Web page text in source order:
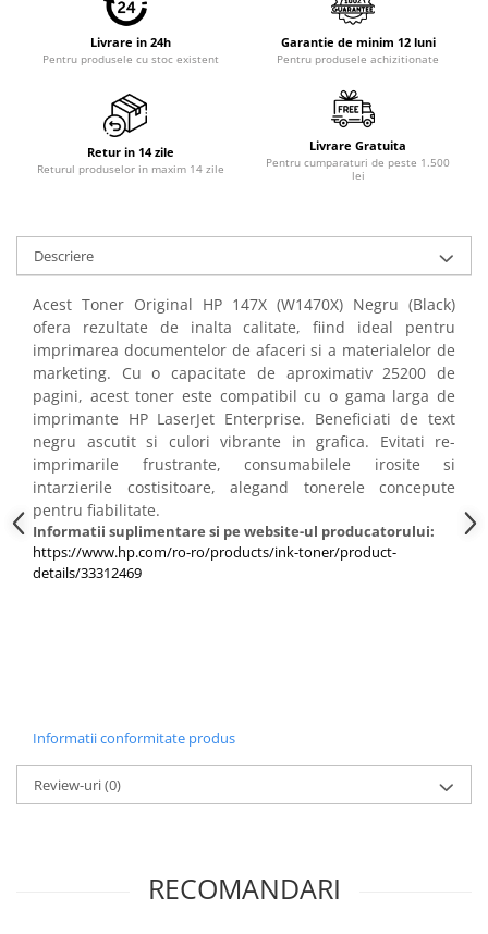
Piese si accesorii
Desktop PC
PC Office
Workstation
All-in-One PC
Mini PC
Monitoare
Monitoare LED
Accesorii monitoare
Componente
Placi video
Procesoare
Placi de baza
Memorii RAM
Coolere CPU
Ventilatoare
Pasta termica
Hard disk-uri externe
Livrare in 24h
Pentru produsele cu stoc existent
Garantie de minim 12 luni
Pentru produsele achizitionate
Retur in 14 zile
Returul produselor in maxim 14 zile
Livrare Gratuita
Pentru cumparaturi de peste 1.500
lei
Descriere
Acest Toner Original HP 147X (W1470X) Negru (Black)
ofera rezultate de inalta calitate, fiind ideal pentru
imprimarea documentelor de afaceri si a materialelor de
marketing. Cu o capacitate de aproximativ 25200 de
pagini, acest toner este compatibil cu o gama larga de
imprimante HP LaserJet Enterprise. Beneficiati de text
negru ascutit si culori vibrante in grafica. Evitati re-
imprimarile frustrante, consumabilele irosite si
intarzierile costisitoare, alegand tonerele concepute
pentru fiabilitate.
Informatii suplimentare si pe website-ul producatorului:
https://www.hp.com/ro-ro/products/ink-toner/product-
details/33312469
Informatii conformitate produs
Review-uri(0)
RECOMANDARI